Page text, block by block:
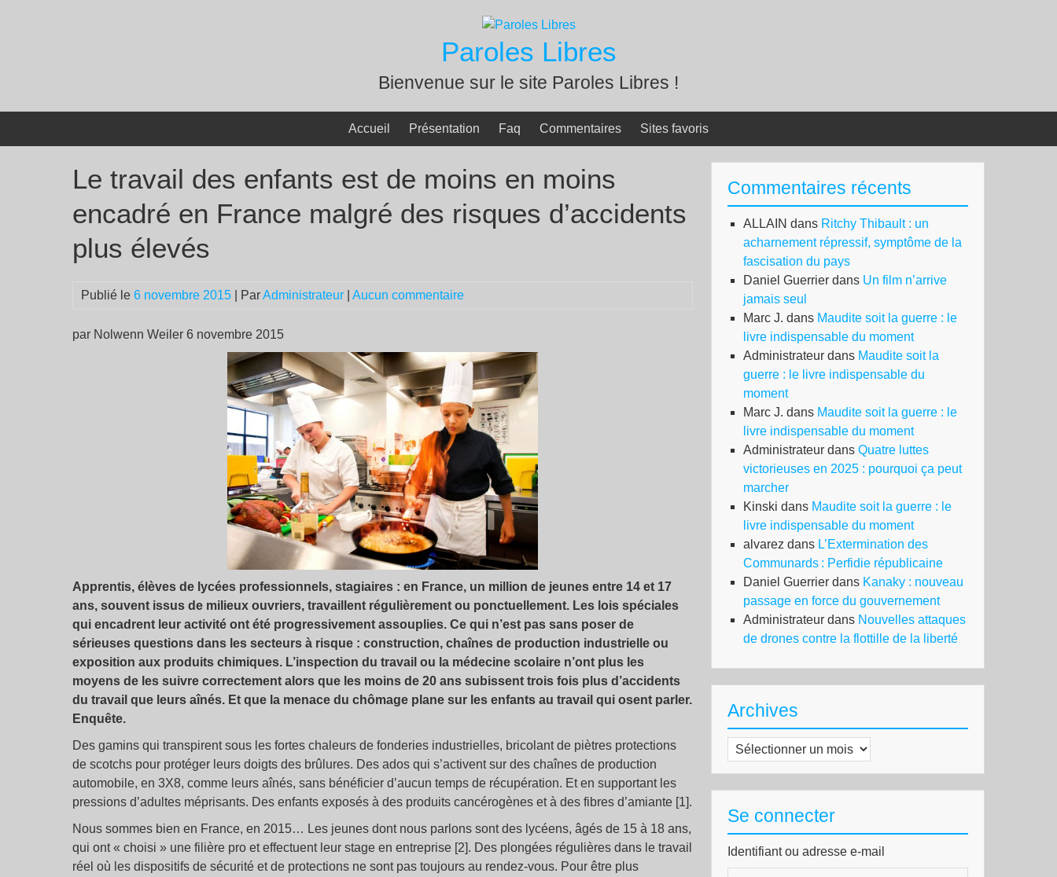
Paroles Libres
Bienvenue sur le site Paroles Libres !
Accueil Présentation Faq Commentaires Sites favoris
Le travail des enfants est de moins en moins
encadré en France malgré des risques d’accidents
plus élevés
Publié le 6 novembre 2015 | ParAdministrateur Aucun commentaire
par Nolwenn Weiler 6 novembre 2015
Apprentis, élèves de lycées professionnels, stagiaires : en France, un million de jeunes entre 14 et 17
ans, souvent issus de milieux ouvriers, travaillent régulièrement ou ponctuellement. Les lois spéciales
qui encadrent leur activité ont été progressivement assouplies. Ce qui n’est pas sans poser de
sérieuses questions dans les secteurs à risque : construction, chaînes de production industrielle ou
exposition aux produits chimiques. L’inspection du travail ou la médecine scolaire n’ont plus les
moyens de les suivre correctement alors que les moins de 20 ans subissent trois fois plus d’accidents
du travail que leurs aînés. Et que la menace du chômage plane sur les enfants au travail qui osent parler.
Enquête.
Des gamins qui transpirent sous les fortes chaleurs de fonderies industrielles, bricolant de piètres protections
de scotchs pour protéger leurs doigts des brûlures. Des ados qui s’activent sur des chaînes de production
automobile, en 3X8, comme leurs aînés, sans bénéficier d’aucun temps de récupération. Et en supportant les
pressions d’adultes méprisants. Des enfants exposés à des produits cancérogènes et à des fibres d’amiante [1].
Nous sommes bien en France, en 2015… Les jeunes dont nous parlons sont des lycéens, âgés de 15 à 18 ans,
qui ont « choisi » une filière pro et effectuent leur stage en entreprise [2]. Des plongées régulières dans le travail
réel où les dispositifs de sécurité et de protections ne sont pas toujours au rendez-vous. Pour être plus
Commentaires récents
ALLAIN dans Ritchy Thibault : un
acharnement répressif, symptôme de la
fascisation du pays
Daniel Guerrier dans Un film n’arrive
jamais seul
Marc J. dans Maudite soit la guerre : le
livre indispensable du moment
Administrateur dans Maudite soit la
guerre : le livre indispensable du
moment
Marc J. dans Maudite soit la guerre : le
livre indispensable du moment
Administrateur dans Quatre luttes
victorieuses en 2025 : pourquoi ça peut
marcher
Kinski dans Maudite soit la guerre : le
livre indispensable du moment
alvarez dans L’Extermination des
Communards : Perfidie républicaine
Daniel Guerrier dans Kanaky : nouveau
passage en force du gouvernement
Administrateur dans Nouvelles attaques
de drones contre la flottille de la liberté
Archives
Archives
Se connecter
Identifiant ou adresse e-mail